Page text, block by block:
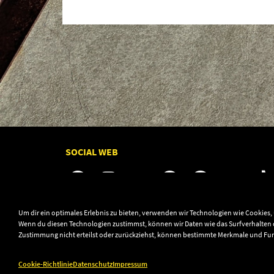
Um dir ein optimales Erlebnis zu bieten, verwenden wir Technologien wie
Wenn du diesen Technologien zustimmst, können wir Daten wie das
Zustimmung nicht erteilst oder zurückziehst, können bestimmte Merkmale und
Cookie-RichtlinieDatenschutzImpressum
SOCIAL WEB